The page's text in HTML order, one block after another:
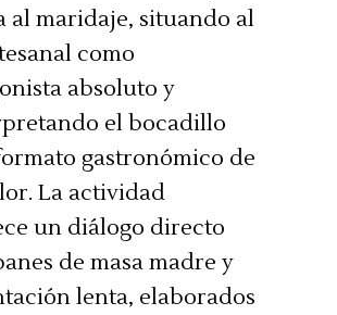
al maridaje, situando al
como
absoluto y
el bocadillo
gastronómico de
La actividad
un diálogo directo
de masa madre y
lenta, elaborados